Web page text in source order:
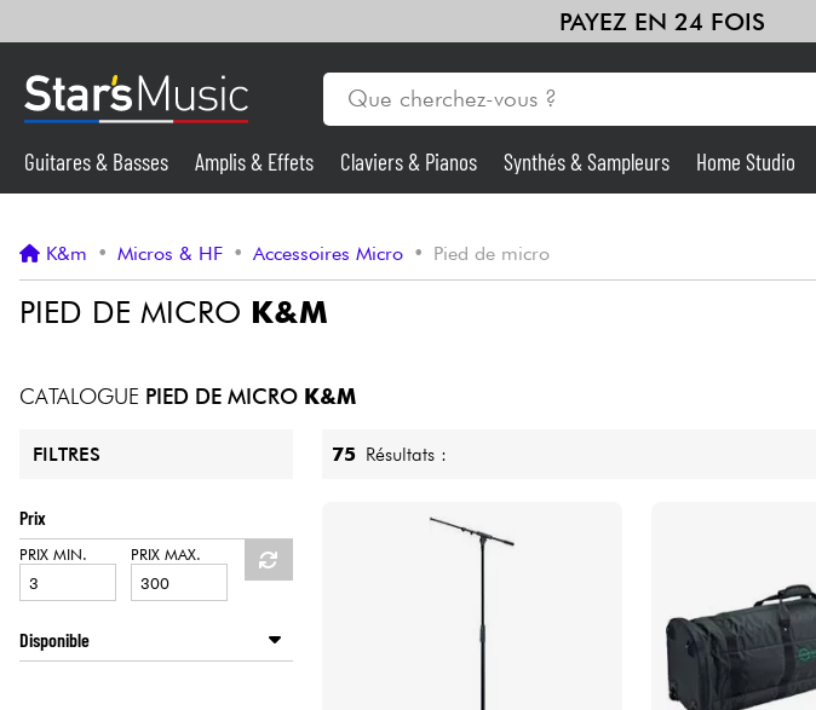
PAYEZ EN 24 FOIS
Synthés & Sampleurs Home Studio
HiFi
Voir nos
Guitares & Basses Amplis & Effets Claviers & Pianos Synthés & Sampleurs Home Studio
K&m • Micros & HF • Accessoires Micro • Pied de micro
PIED DE MICRO K&M
CATALOGUE PIED DE MICRO K&M
FILTRES
Prix
PRIX MIN. PRIX MAX.
Disponible
75 Résultats :